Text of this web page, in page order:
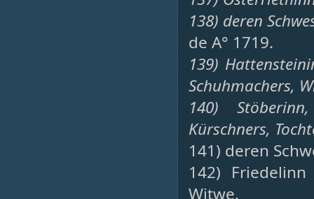
138) deren
de A° 1719.
139)
Schuhmachers,
140)
Kürschners,
141) deren
142)
Witwe.